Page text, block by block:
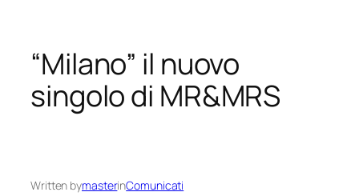
“Milano” il nuovo
singolo di MR&MRS
Written bymasterinComunicati